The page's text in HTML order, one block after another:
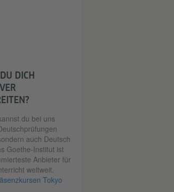
DICH
du bei uns
auch Deutsch
Goethe-Institut ist
Anbieter für
weltweit.
Tokyo